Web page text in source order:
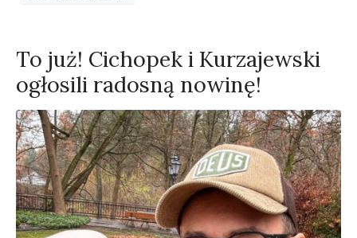
To już! Cichopek i Kurzajewski
ogłosili radosną nowinę!